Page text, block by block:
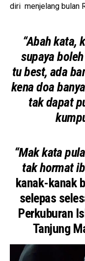
diri menjelang bulan
“Abah kata,
supaya
tu best, ada
kena doa
tak dapat
“Mak kata
tak hormat
kanak-kanak
selepas
Perkuburan
Tanjung